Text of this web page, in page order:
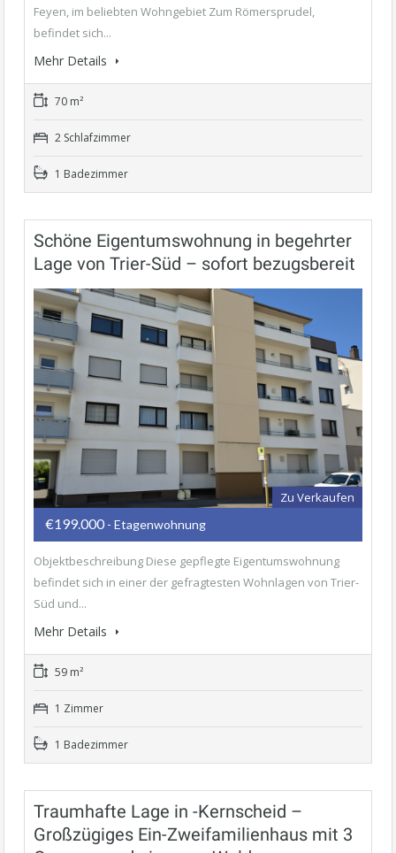
Feyen, im beliebten Wohngebiet Zum Römersprudel,
befindet sich...
Mehr Details
70 m²
2 Schlafzimmer
1 Badezimmer
Schöne Eigentumswohnung in begehrter
Lage von Trier-Süd – sofort bezugsbereit
Zu Verkaufen
€199.000 - Etagenwohnung
Objektbeschreibung Diese gepflegte Eigentumswohnung
befindet sich in einer der gefragtesten Wohnlagen von Trier-
Süd und...
Mehr Details
59 m²
1 Zimmer
1 Badezimmer
Traumhafte Lage in -Kernscheid –
Großzügiges Ein-Zweifamilienhaus mit 3